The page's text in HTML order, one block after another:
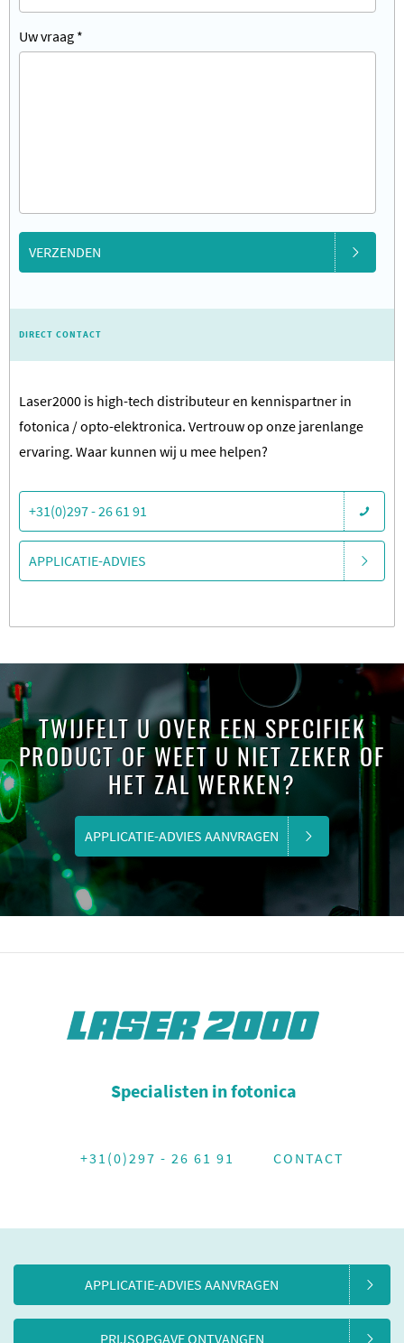
Uw vraag *
VERZENDEN
DIRECT CONTACT
Laser2000 is high-tech distributeur en kennispartner in
fotonica / opto-elektronica. Vertrouw op onze jarenlange
ervaring. Waar kunnen wij u mee helpen?
+31(0)297 - 26 61 91
APPLICATIE-ADVIES
TWIJFELT U OVER EEN SPECIFIEK
PRODUCT OF WEET U NIET ZEKER OF
HET ZAL WERKEN?
APPLICATIE-ADVIES AANVRAGEN
Specialisten in fotonica
+31(0)297 - 26 61 91 CONTACT
APPLICATIE-ADVIES AANVRAGEN
PRIJSOPGAVE ONTVANGEN